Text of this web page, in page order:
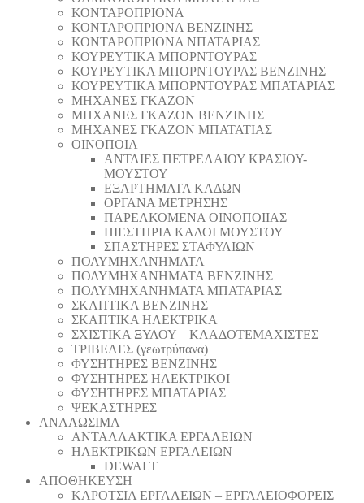
ΚΟΝΤΑΡΟΠΡΙΟΝΑ
ΚΟΝΤΑΡΟΠΡΙΟΝΑ ΒΕΝΖΙΝΗΣ
ΚΟΝΤΑΡΟΠΡΙΟΝΑ ΝΠΑΤΑΡΙΑΣ
ΚΟΥΡΕΥΤΙΚΑ ΜΠΟΡΝΤΟΥΡΑΣ
ΚΟΥΡΕΥΤΙΚΑ ΜΠΟΡΝΤΟΥΡΑΣ ΒΕΝΖΙΝΗΣ
ΚΟΥΡΕΥΤΙΚΑ ΜΠΟΡΝΤΟΥΡΑΣ ΜΠΑΤΑΡΙΑΣ
ΜΗΧΑΝΕΣ ΓΚΑΖΟΝ
ΜΗΧΑΝΕΣ ΓΚΑΖΟΝ ΒΕΝΖΙΝΗΣ
ΜΗΧΑΝΕΣ ΓΚΑΖΟΝ ΜΠΑΤΑΤΙΑΣ
ΟΙΝΟΠΟΙΑ
ΑΝΤΛΙΕΣ ΠΕΤΡΕΛΑΙΟΥ ΚΡΑΣΙΟΥ-
ΜΟΥΣΤΟΥ
ΕΞΑΡΤΗΜΑΤΑ ΚΑΔΩΝ
ΟΡΓΑΝΑ ΜΕΤΡΗΣΗΣ
ΠΑΡΕΛΚΟΜΕΝΑ ΟΙΝΟΠΟΙΙΑΣ
ΠΙΕΣΤΗΡΙΑ ΚΑΔΟΙ ΜΟΥΣΤΟΥ
ΣΠΑΣΤΗΡΕΣ ΣΤΑΦΥΛΙΩΝ
ΠΟΛΥΜΗΧΑΝΗΜΑΤΑ
ΠΟΛΥΜΗΧΑΝΗΜΑΤΑ ΒΕΝΖΙΝΗΣ
ΠΟΛΥΜΗΧΑΝΗΜΑΤΑ ΜΠΑΤΑΡΙΑΣ
ΣΚΑΠΤΙΚΑ ΒΕΝΖΙΝΗΣ
ΣΚΑΠΤΙΚΑ ΗΛΕΚΤΡΙΚΑ
ΣΧΙΣΤΙΚΑ ΞΥΛΟΥ – ΚΛΑΔΟΤΕΜΑΧΙΣΤΕΣ
ΤΡΙΒΕΛΕΣ (γεωτρύπανα)
ΦΥΣΗΤΗΡΕΣ ΒΕΝΖΙΝΗΣ
ΦΥΣΗΤΗΡΕΣ ΗΛΕΚΤΡΙΚΟΙ
ΦΥΣΗΤΗΡΕΣ ΜΠΑΤΑΡΙΑΣ
ΨΕΚΑΣΤΗΡΕΣ
ΑΝΑΛΩΣΙΜΑ
ΑΝΤΑΛΛΑΚΤΙΚΑ ΕΡΓΑΛΕΙΩΝ
ΗΛΕΚΤΡΙΚΩΝ ΕΡΓΑΛΕΙΩΝ
DEWALT
ΑΠΟΘΗΚΕΥΣΗ
ΚΑΡΟΤΣΙΑ ΕΡΓΑΛΕΙΩΝ – ΕΡΓΑΛΕΙΟΦΟΡΕΙΣ